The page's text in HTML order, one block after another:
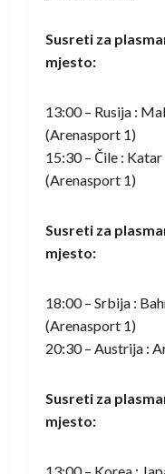
Susreti za
mjesto:
13:00 – Rusija :
(Arenasport 1)
15:30 – Čile : Katar
(Arenasport 1)
Susreti za
mjesto:
18:00 – Srbija :
(Arenasport 1)
20:30 – Austrija :
Susreti za
mjesto: